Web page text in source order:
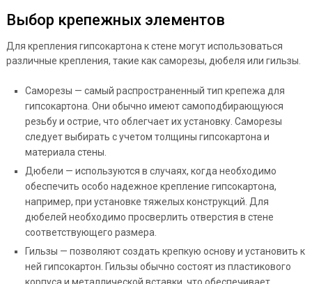
Выбор крепежных элементов
Для крепления гипсокартона к стене могут использоваться
различные крепления, такие как саморезы, дюбеля или гильзы.
Саморезы — самый распространенный тип крепежа для
гипсокартона. Они обычно имеют самоподбирающуюся
резьбу и острие, что облегчает их установку. Саморезы
следует выбирать с учетом толщины гипсокартона и
материала стены.
Дюбели — используются в случаях, когда необходимо
обеспечить особо надежное крепление гипсокартона,
например, при установке тяжелых конструкций. Для
дюбелей необходимо просверлить отверстия в стене
соответствующего размера.
Гильзы — позволяют создать крепкую основу и установить к
ней гипсокартон. Гильзы обычно состоят из пластикового